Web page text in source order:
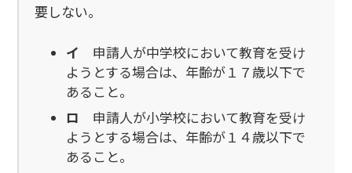
要しない。
イ 申請人が中学校において教育を受け
ようとする場合は、年齢が１７歳以下で
あること。
ロ 申請人が小学校において教育を受け
ようとする場合は、年齢が１４歳以下で
あること。